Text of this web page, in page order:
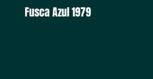
Fusca Azul 1979